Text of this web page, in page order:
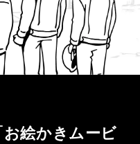
絵かきムービ